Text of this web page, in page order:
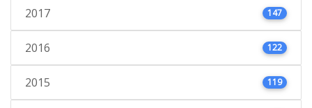
2017 147
2016 122
2015 119